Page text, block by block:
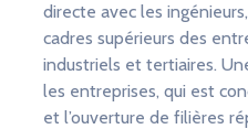
directe avec les
cadres supérieurs des
industriels et tertiaires.
les entreprises, qui est
et l’ouverture de filières